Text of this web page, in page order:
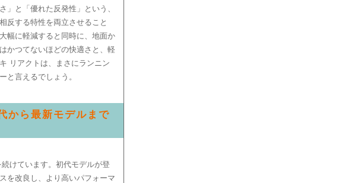
」と「優れた反発性」という、
反する特性を両立させること
幅に軽減すると同時に、地面か
かつてないほどの快適さと、軽
リアクトは、まさにランニン
と言えるでしょう。
から最新モデルまで
けています。初代モデルが登
を改良し、より高いパフォーマ